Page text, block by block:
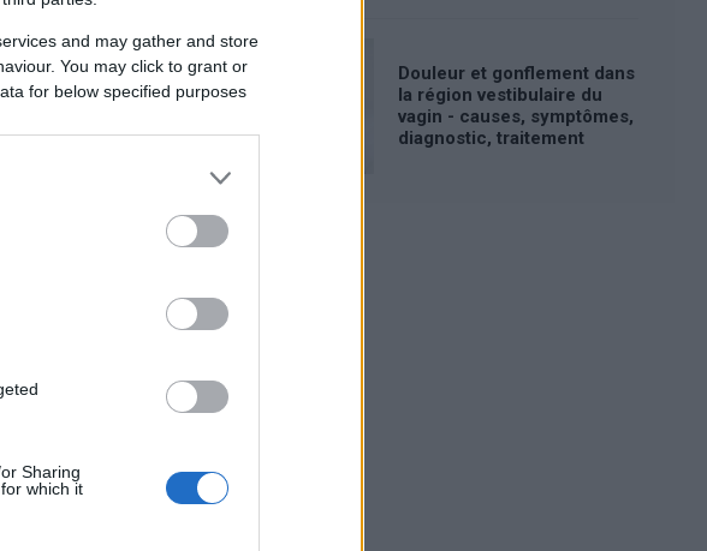
and may gather and store
You may click to grant or
for below specified purposes
Sharing
which it
du
Douleur et gonflement dans
la région vestibulaire du
vagin - causes, symptômes,
diagnostic, traitement